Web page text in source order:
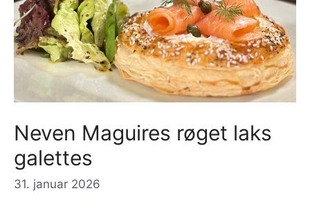
Neven Maguires røget laks
galettes
31. januar 2026